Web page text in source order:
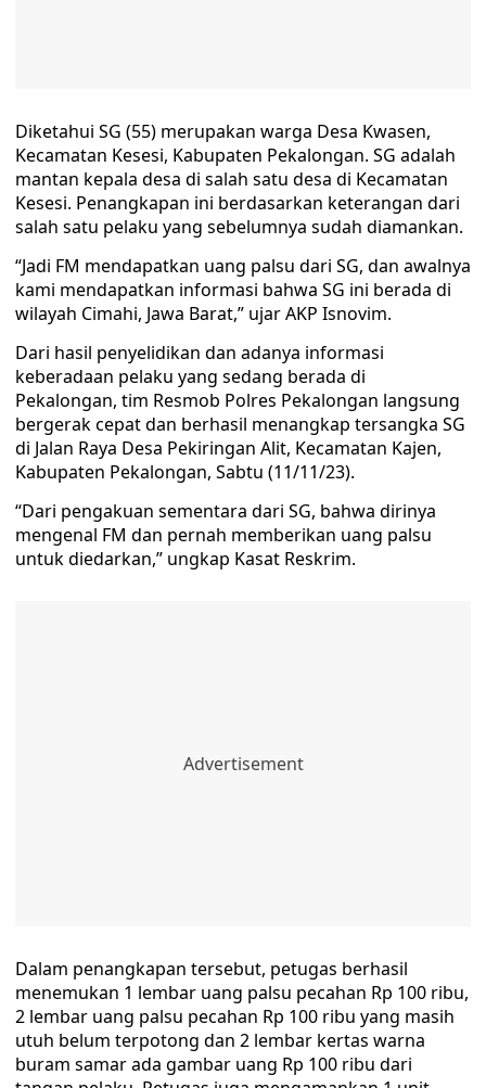
Diketahui SG (55) merupakan warga Desa Kwasen,
Kecamatan Kesesi, Kabupaten Pekalongan. SG adalah
mantan kepala desa di salah satu desa di Kecamatan
Kesesi. Penangkapan ini berdasarkan keterangan dari
salah satu pelaku yang sebelumnya sudah diamankan.
“Jadi FM mendapatkan uang palsu dari SG, dan awalnya
kami mendapatkan informasi bahwa SG ini berada di
wilayah Cimahi, Jawa Barat,” ujar AKP Isnovim.
Dari hasil penyelidikan dan adanya informasi
keberadaan pelaku yang sedang berada di
Pekalongan, tim Resmob Polres Pekalongan langsung
bergerak cepat dan berhasil menangkap tersangka SG
di Jalan Raya Desa Pekiringan Alit, Kecamatan Kajen,
Kabupaten Pekalongan, Sabtu (11/11/23).
“Dari pengakuan sementara dari SG, bahwa dirinya
mengenal FM dan pernah memberikan uang palsu
untuk diedarkan,” ungkap Kasat Reskrim.
Dalam penangkapan tersebut, petugas berhasil
menemukan 1 lembar uang palsu pecahan Rp 100 ribu,
2 lembar uang palsu pecahan Rp 100 ribu yang masih
utuh belum terpotong dan 2 lembar kertas warna
buram samar ada gambar uang Rp 100 ribu dari